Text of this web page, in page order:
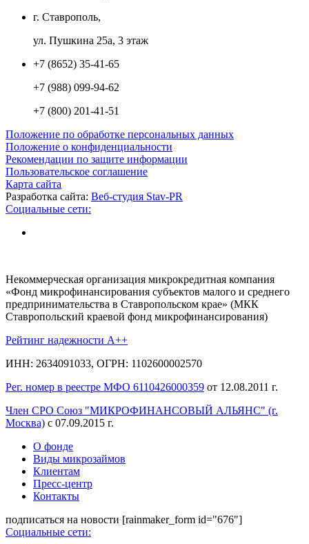
г. Ставрополь,
ул. Пушкина 25а, 3 этаж
+7 (8652) 35-41-65
+7 (988) 099-94-62
+7 (800) 201-41-51
Положение по обработке персональных данных
Положение о конфиденциальности
Рекомендации по защите информации
Пользовательское соглашение
Карта сайта
Разработка сайта: Веб-студия Stav-PR
Социальные сети:
Некоммерческая организация микрокредитная компания
«Фонд микрофинансирования субъектов малого и среднего
предпринимательства в Ставропольском крае» (МКК
Ставропольский краевой фонд микрофинансирования)
Рейтинг надежности A++
ИНН: 2634091033, ОГРН: 1102600002570
Рег. номер в реестре МФО 6110426000359 от 12.08.2011 г.
Член СРО Союз "МИКРОФИНАНСОВЫЙ АЛЬЯНС" (г.
Москва) с 07.09.2015 г.
О фонде
Виды микрозаймов
Клиентам
Пресс-центр
Контакты
подписаться на новости [rainmaker_form id="676"]
Социальные сети: